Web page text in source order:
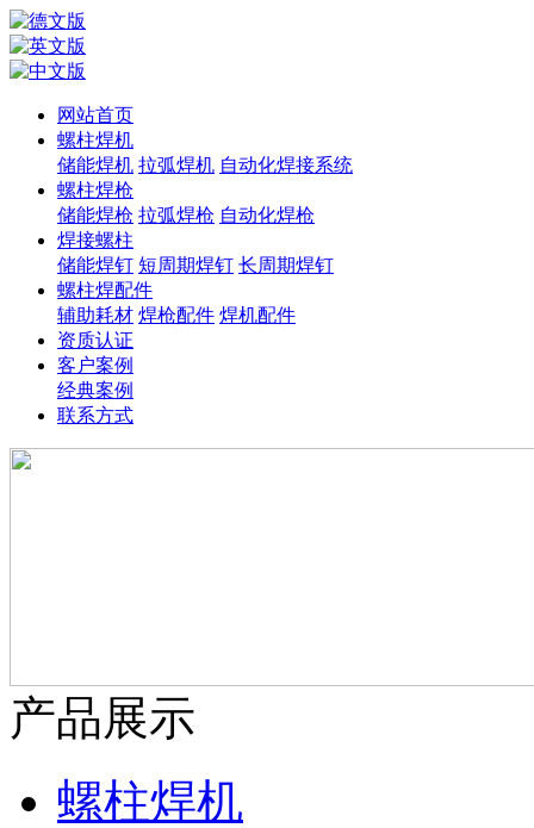
网站首页
螺柱焊机
储能焊机 拉弧焊机 自动化焊接系统
螺柱焊枪
储能焊枪 拉弧焊枪 自动化焊枪
焊接螺柱
储能焊钉 短周期焊钉 长周期焊钉
螺柱焊配件
辅助耗材 焊枪配件 焊机配件
资质认证
客户案例
经典案例
联系方式
产品展示
螺柱焊机